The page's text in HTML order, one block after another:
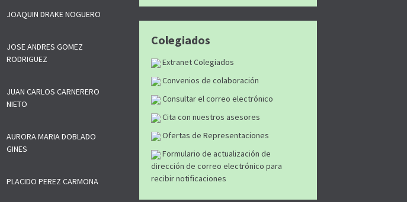
Colegiados
Extranet Colegiados
Convenios de colaboración
Consultar el correo electrónico
Cita con nuestros asesores
Ofertas de Representaciones
Formulario de actualización de
dirección de correo electrónico para
recibir notificaciones
JOAQUIN DRAKE NOGUERO
JOSE ANDRES GOMEZ
RODRIGUEZ
JUAN CARLOS CARNERERO
NIETO
AURORA MARIA DOBLADO
GINES
PLACIDO PEREZ CARMONA